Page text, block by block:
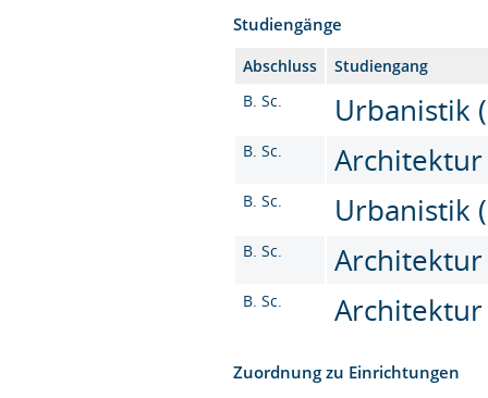
Studiengänge
Abschluss
Studiengang
B. Sc.
Urbanistik
B. Sc. Architektur
B. Sc. Urbanistik
B. Sc. Architektur
B. Sc. Architektur
Zuordnung zu Einrichtungen